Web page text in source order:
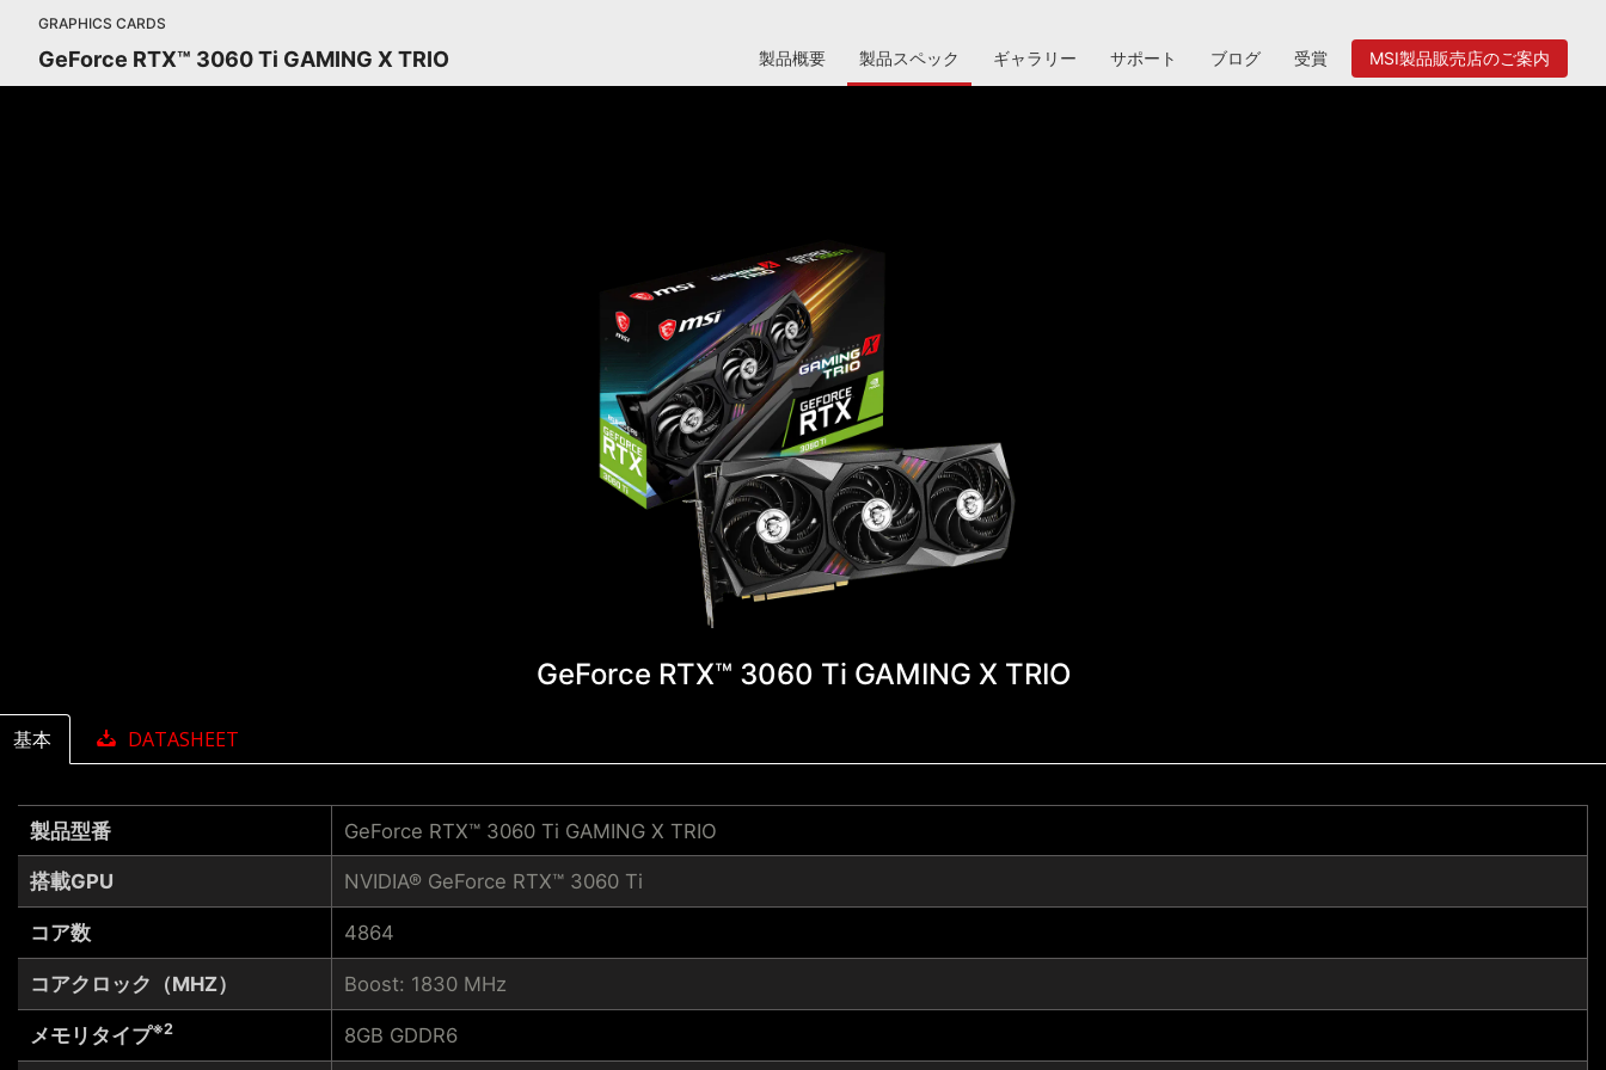
GRAPHICS CARDS
GeForce RTX™ 3060 Ti GAMING X TRIO 製品概要 製品スペック ギャラリー サポート ブログ 受賞 MSI製品販売店のご案内
GeForce RTX™ 3060 Ti GAMING X TRIO
基本 DATASHEET
製品型番
搭載GPU
コア数
コアクロック（MHZ）
メモリタイプ※2
GeForce RTX™ 3060 Ti GAMING X TRIO
NVIDIA® GeForce RTX™ 3060 Ti
4864
Boost: 1830 MHz
8GB GDDR6